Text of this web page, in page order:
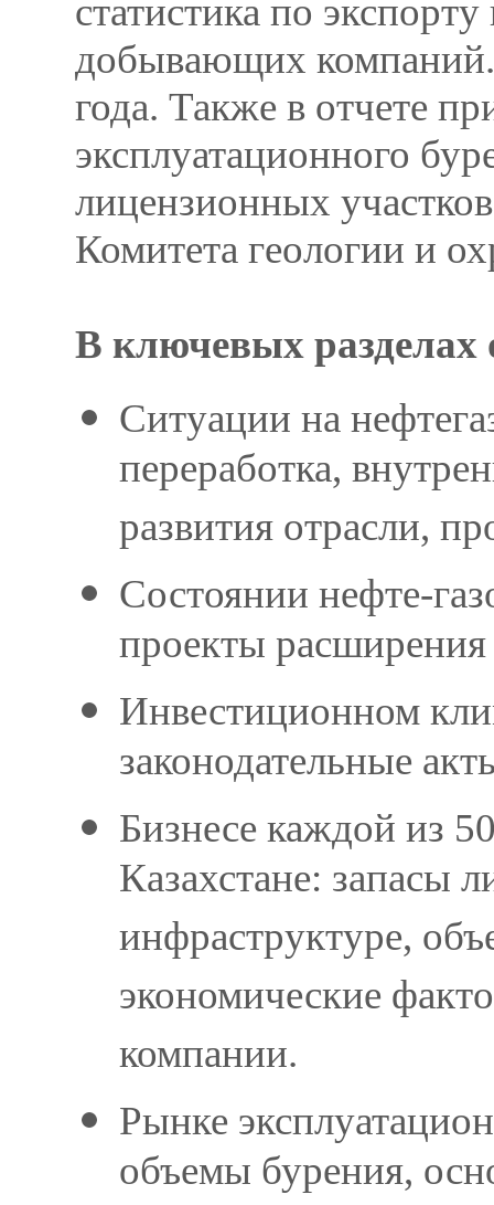
статистика по
добывающих
года. Также в отчете
эксплуатационного
лицензионных
Комитета геологии и
В ключевых разделах
Ситуации на
переработка,
развития отрасли,
Состоянии нефте-
проекты расширения
Инвестиционном
законодательные
Бизнесе каждой из
Казахстане: запасы
инфраструктуре,
экономические
компании.
Рынке
объемы бурения,